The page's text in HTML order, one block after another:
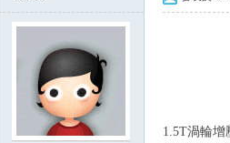
1.5T渦輪增